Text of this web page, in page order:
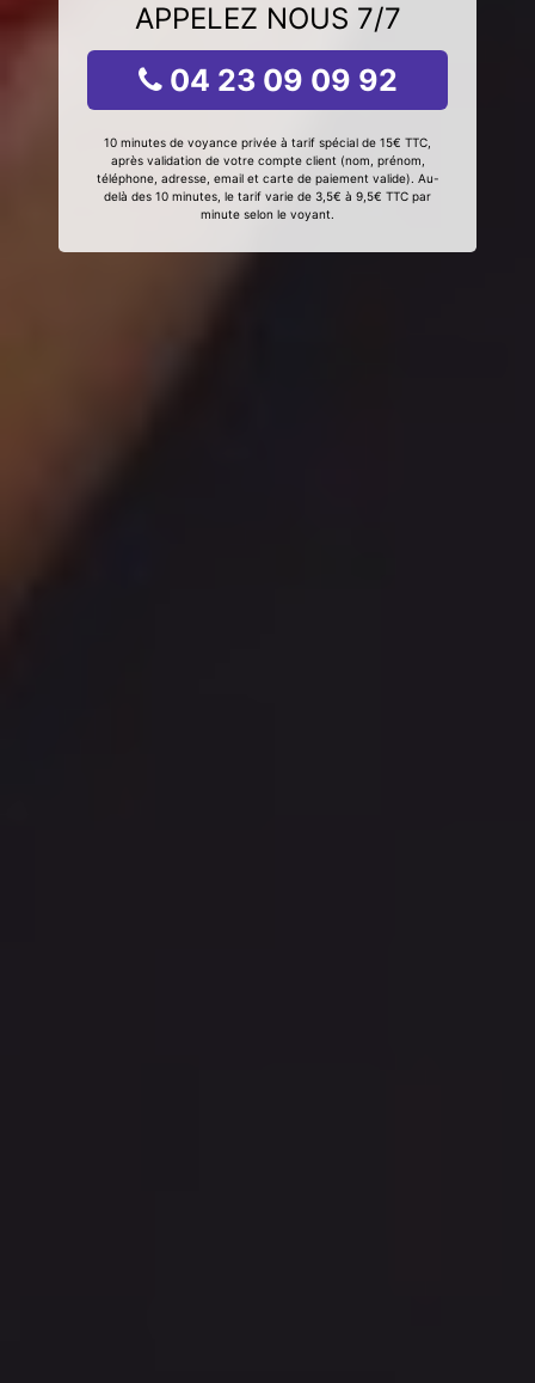
APPELEZ NOUS 7/7
04 23 09 09 92
10 minutes de voyance privée à tarif spécial de 15€ TTC,
après validation de votre compte client (nom, prénom,
téléphone, adresse, email et carte de paiement valide). Au-
delà des 10 minutes, le tarif varie de 3,5€ à 9,5€ TTC par
minute selon le voyant.